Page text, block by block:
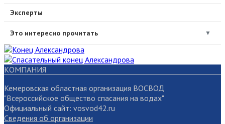
Эксперты
Это интересно прочитать ▼
КОМПАНИЯ
Кемеровская областная организация ВОСВОД
"Всероссийское общество спасания на водах"
Официальный сайт: vosvod42.ru
Сведения об организации